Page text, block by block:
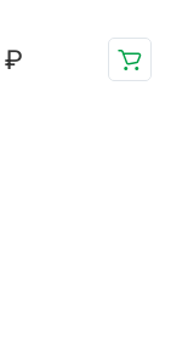
₽